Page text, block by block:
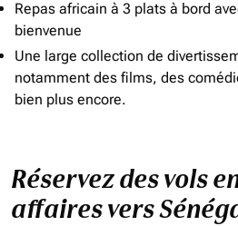
Repas africain à 3 plats à bord
bienvenue
Une large collection de
notamment des films, des
bien plus encore.
Réservez des vols
affaires vers